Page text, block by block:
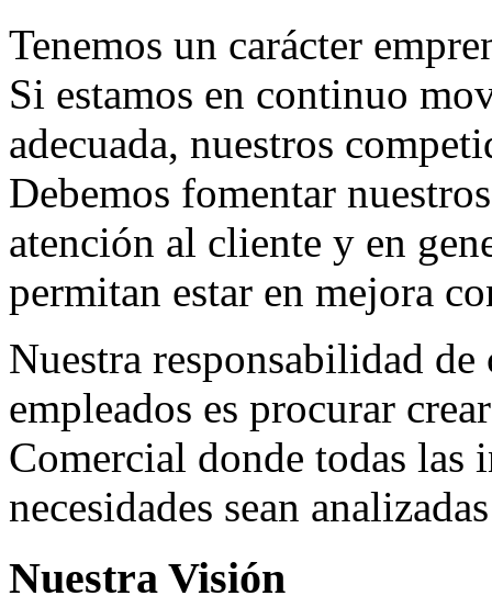
Tenemos un carácter
Si estamos en continuo
adecuada, nuestros
Debemos fomentar
atención al cliente y en
permitan estar en mejora
Nuestra responsabilidad
empleados es procurar
Comercial donde todas las
necesidades sean
Nuestra Visión